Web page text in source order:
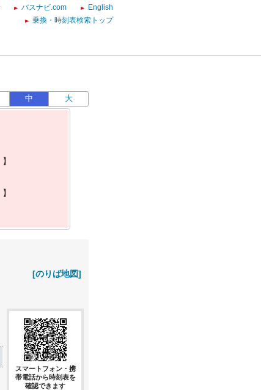
バスナビ.com
English
乗換・時刻表検索トップ
中 大
】
】
[のりば地図]
スマートフォン・携
帯電話から時刻表を
確認できます